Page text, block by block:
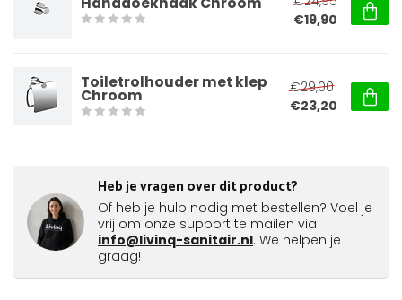
€19,90
Toiletrolhouder met klep
Chroom
€29,00
€23,20
Heb je vragen over dit product?
Of heb je hulp nodig met bestellen? Voel je
vrij om onze support te mailen via
info@livinq-sanitair.nl. We helpen je
graag!